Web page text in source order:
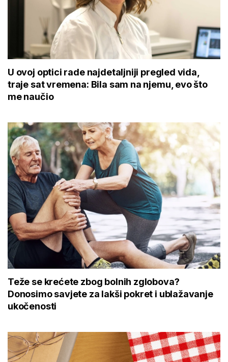
U ovoj optici rade najdetaljniji pregled vida,
traje sat vremena: Bila sam na njemu, evo što
me naučio
Teže se krećete zbog bolnih zglobova?
Donosimo savjete za lakši pokret i ublažavanje
ukočenosti